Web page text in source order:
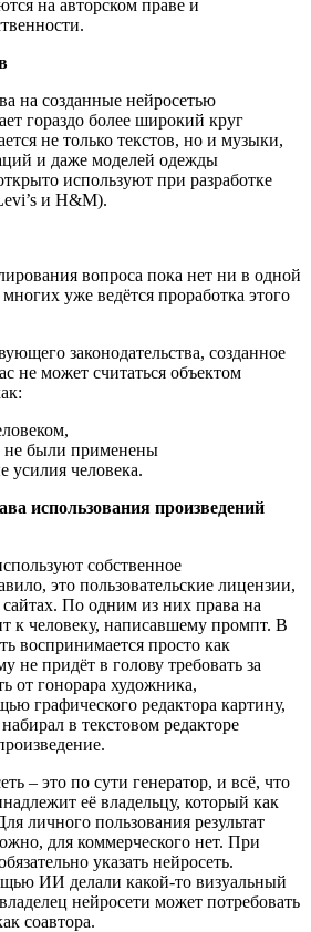
на авторском праве и
на созданные нейросетью
гораздо более широкий круг
не только текстов, но и музыки,
и даже моделей одежды
используют при разработке
и H&M).
вопроса пока нет ни в одной
уже ведётся проработка этого
законодательства, созданное
не может считаться объектом
не были применены
усилия человека.
использования произведений
собственное
это пользовательские лицензии,
По одним из них права на
к человеку, написавшему промпт. В
воспринимается просто как
не придёт в голову требовать за
от гонорара художника,
графического редактора картину,
в текстовом редакторе
– это по сути генератор, и всё, что
её владельцу, который как
личного пользования результат
для коммерческого нет. При
указать нейросеть.
ИИ делали какой-то визуальный
нейросети может потребовать
соавтора.